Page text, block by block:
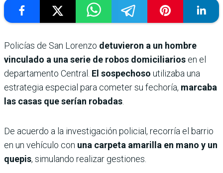
Policías de San Lorenzo detuvieron a un hombre
vinculado a una serie de robos domiciliarios en el
departamento Central. El sospechoso utilizaba una
estrategia especial para cometer su fechoría, marcaba
las casas que serían robadas
De acuerdo a la investigación policial, recorría el barrio
en un vehículo con una carpeta amarilla en mano y un
quepis, simulando realizar gestiones.